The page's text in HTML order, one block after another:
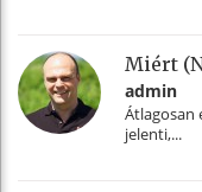
Miért
admin
Átlagosan
jelenti,...